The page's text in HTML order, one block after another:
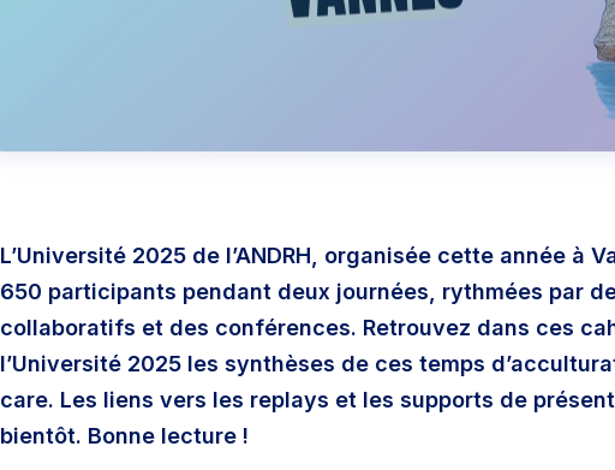
L’Université 2025 de l’ANDRH, organisée cette année à
650 participants pendant deux journées, rythmées par
collaboratifs et des conférences. Retrouvez dans ces
l’Université 2025 les synthèses de ces temps
care. Les liens vers les replays et les supports de
bientôt. Bonne lecture !